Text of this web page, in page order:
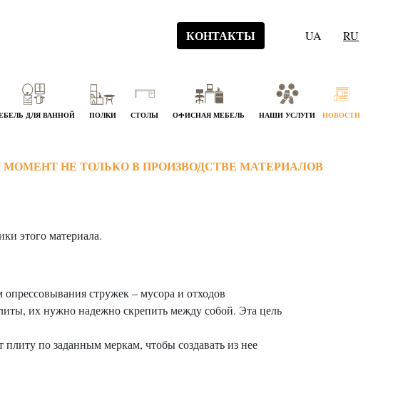
КОНТАКТЫ UA RU
ДЛЯ ВАННОЙ ПОЛКИ СТОЛЫ ОФИСНАЯ МЕБЕЛЬ НАШИ УСЛУГИ НОВОСТИ
НЕ ТОЛЬКО В ПРОИЗВОДСТВЕ МАТЕРИАЛОВ
этого материала.
стружек – мусора и отходов
их нужно надежно скрепить между собой. Эта цель
по заданным меркам, чтобы создавать из нее